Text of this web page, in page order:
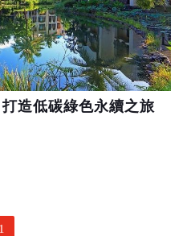
造低碳綠色永續之旅
1